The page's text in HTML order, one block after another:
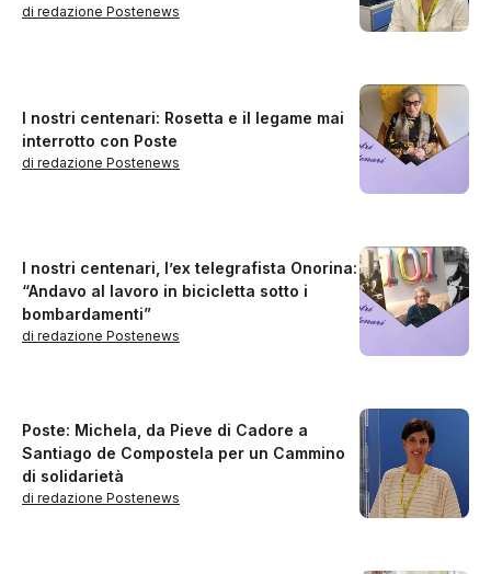
di redazione Postenews
I nostri centenari: Rosetta e il legame mai
interrotto con Poste
di redazione Postenews
I nostri centenari, l’ex telegrafista Onorina:
“Andavo al lavoro in bicicletta sotto i
bombardamenti”
di redazione Postenews
Poste: Michela, da Pieve di Cadore a
Santiago de Compostela per un Cammino
di solidarietà
di redazione Postenews